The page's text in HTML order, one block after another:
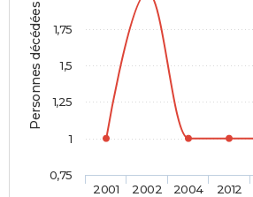
Personnes décédées
2001 2002 2004 2012
0,75
1
1,25
1,5
1,75